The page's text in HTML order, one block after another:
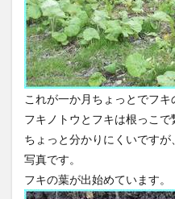
これが一か月ちょっとでフキ
フキノトウとフキは根っこで
ちょっと分かりにくいです
写真です。
フキの葉が出始めています。